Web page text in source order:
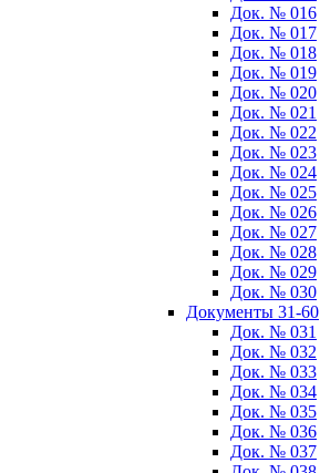
Док. № 016
Док. № 017
Док. № 018
Док. № 019
Док. № 020
Док. № 021
Док. № 022
Док. № 023
Док. № 024
Док. № 025
Док. № 026
Док. № 027
Док. № 028
Док. № 029
Док. № 030
Документы 31-60
Док. № 031
Док. № 032
Док. № 033
Док. № 034
Док. № 035
Док. № 036
Док. № 037